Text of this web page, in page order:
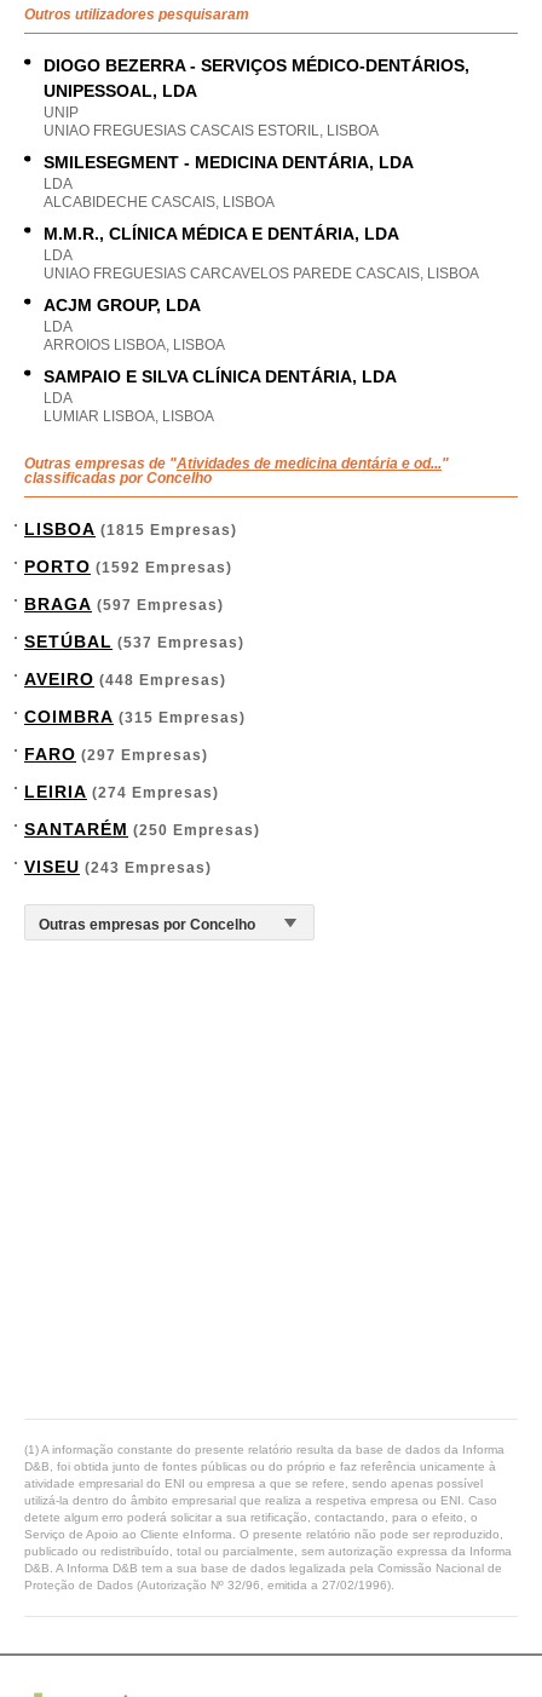
Outros utilizadores pesquisaram
DIOGO BEZERRA - SERVIÇOS MÉDICO-DENTÁRIOS,
UNIPESSOAL, LDA
UNIP
UNIAO FREGUESIAS CASCAIS ESTORIL, LISBOA
SMILESEGMENT - MEDICINA DENTÁRIA, LDA
LDA
ALCABIDECHE CASCAIS, LISBOA
M.M.R., CLÍNICA MÉDICA E DENTÁRIA, LDA
LDA
UNIAO FREGUESIAS CARCAVELOS PAREDE CASCAIS, LISBOA
ACJM GROUP, LDA
LDA
ARROIOS LISBOA, LISBOA
SAMPAIO E SILVA CLÍNICA DENTÁRIA, LDA
LDA
LUMIAR LISBOA, LISBOA
Outras empresas de "Atividades de medicina dentária e od..."
classificadas por Concelho
LISBOA (1815 Empresas)
PORTO (1592 Empresas)
BRAGA (597 Empresas)
SETÚBAL (537 Empresas)
AVEIRO (448 Empresas)
COIMBRA (315 Empresas)
FARO (297 Empresas)
LEIRIA (274 Empresas)
SANTARÉM (250 Empresas)
VISEU (243 Empresas)
(1) A informação constante do presente relatório resulta da base de dados da Informa
D&B, foi obtida junto de fontes públicas ou do próprio e faz referência unicamente à
atividade empresarial do ENI ou empresa a que se refere, sendo apenas possível
utilizá-la dentro do âmbito empresarial que realiza a respetiva empresa ou ENI. Caso
detete algum erro poderá solicitar a sua retificação, contactando, para o efeito, o
Serviço de Apoio ao Cliente eInforma. O presente relatório não pode ser reproduzido,
publicado ou redistribuído, total ou parcialmente, sem autorização expressa da Informa
D&B. A Informa D&B tem a sua base de dados legalizada pela Comissão Nacional de
Proteção de Dados (Autorização Nº 32/96, emitida a 27/02/1996).